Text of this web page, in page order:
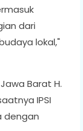
dari
lokal,"
Barat H.
IPSI
dengan